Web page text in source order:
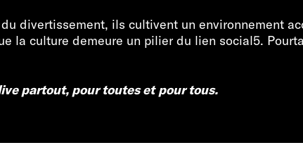
divertissement, ils cultivent un environnement
la culture demeure un pilier du lien social5.
partout, pour toutes et pour tous.